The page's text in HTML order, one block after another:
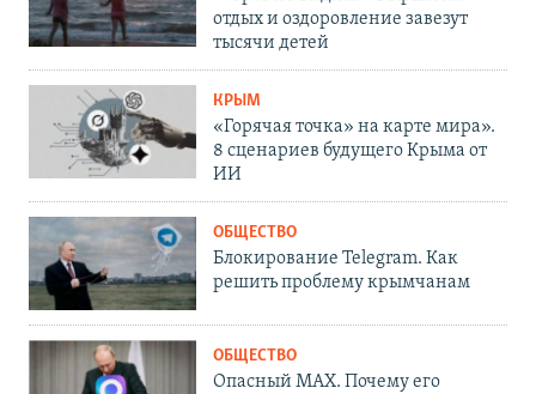
отдых и оздоровление завезут
тысячи детей
КРЫМ
«Горячая точка» на карте мира».
8 сценариев будущего Крыма от
ИИ
ОБЩЕСТВО
Блокирование Telegram. Как
решить проблему крымчанам
ОБЩЕСТВО
Опасный MAX. Почему его